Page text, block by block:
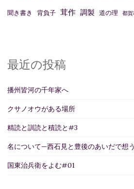
聞き書き 背負子 茸作 調製 道の理 都
最近の投稿
播州皆河の千年家へ
クサノオウがある場所
精読と訓読と積読と#3
名について—西石見と豊後のあいだで想う
国東治兵衛をよむ#01